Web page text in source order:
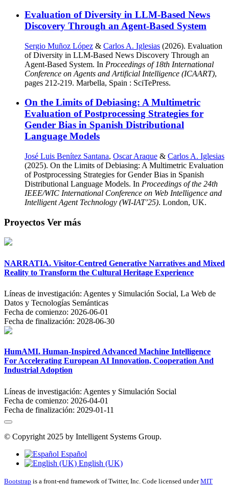
Evaluation of Diversity in LLM-Based News
Discovery Through an Agent-Based System
Sergio Muñoz López & Carlos A. Iglesias (2026). Evaluation
of Diversity in LLM-Based News Discovery Through an
Agent-Based System. In Proceedings of 18th International
Conference on Agents and Artificial Intelligence (ICAART),
pages 212-219. Marbella, Spain : SciTePress.
On the Limits of Debiasing: A Multimetric
Evaluation of Postprocessing Strategies for
Gender Bias in Spanish Distributional
Language Models
José Luis Benítez Santana, Oscar Araque & Carlos A. Iglesias
(2025). On the Limits of Debiasing: A Multimetric Evaluation
of Postprocessing Strategies for Gender Bias in Spanish
Distributional Language Models. In Proceedings of the 24th
IEEE/WIC International Conference on Web Intelligence and
Intelligent Agent Technology (WI-IAT’25). London, UK.
Proyectos Ver más
NARRATIA. Visitor-Centred Generative Narratives and Mixed
Reality to Transform the Cultural Heritage Experience
Líneas de investigación: Agentes y Simulación Social, La Web de
Datos y Tecnologías Semánticas
Fecha de comienzo: 2026-06-01
Fecha de finalización: 2028-06-30
HumAMI. Human-Inspired Advanced Machine Intelligence
For Accelerating European AI Innovation, Cooperation And
Industrial Adoption
Líneas de investigación: Agentes y Simulación Social
Fecha de comienzo: 2026-04-01
Fecha de finalización: 2029-01-11
© Copyright 2025 by Intelligent Systems Group.
Español
English (UK)
Bootstrap is a front-end framework of Twitter, Inc. Code licensed underMIT